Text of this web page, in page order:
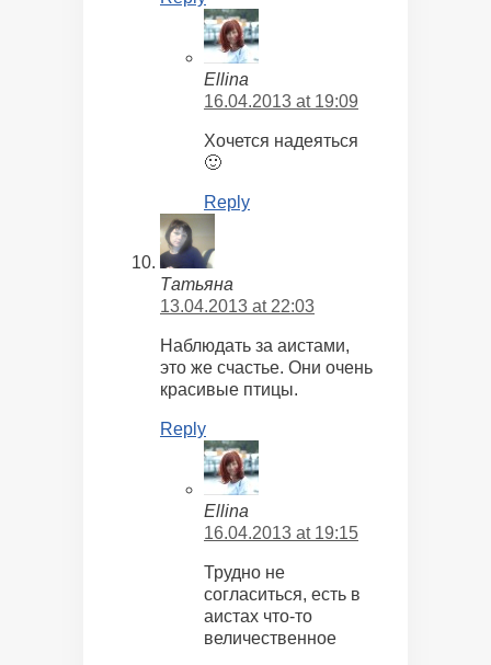
Ellina
16.04.2013 at 19:09
Хочется надеяться
🙂
Reply
Татьяна
13.04.2013 at 22:03
Наблюдать за аистами,
это же счастье. Они очень
красивые птицы.
Reply
Ellina
16.04.2013 at 19:15
Трудно не
согласиться, есть в
аистах что-то
величественное